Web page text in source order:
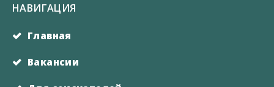
НАВИГАЦИЯ
Главная
Вакансии